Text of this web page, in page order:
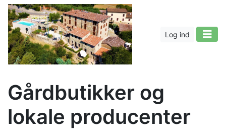
Log ind
Gårdbutikker og
lokale producenter